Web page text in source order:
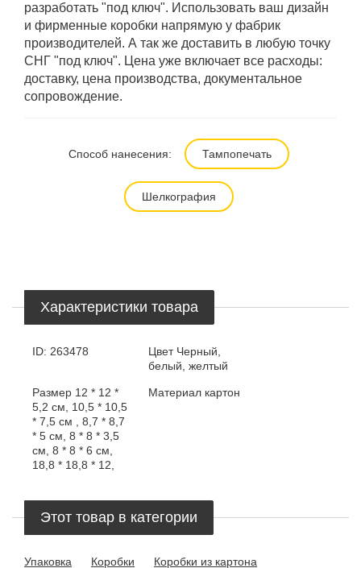
разработать "под ключ". Использовать ваш дизайн
и фирменные коробки напрямую у фабрик
производителей. А так же доставить в любую точку
СНГ "под ключ". Цена уже включает все расходы:
доставку, цена производства, документальное
сопровождение.
Способ нанесения: Тампопечать
Шелкография
Характеристики товара
ID: 263478 Цвет Черный,
белый, желтый
Размер 12 * 12 *
5,2 см, 10,5 * 10,5
* 7,5 см , 8,7 * 8,7
* 5 см, 8 * 8 * 3,5
см, 8 * 8 * 6 см,
18,8 * 18,8 * 12,
Материал картон
Этот товар в категории
Упаковка Коробки
Коробки из картона